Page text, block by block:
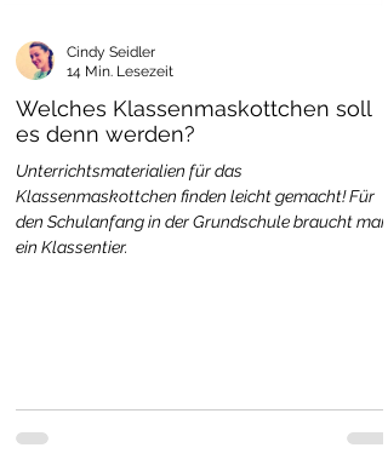
Welches Klassenmaskottchen soll
es denn werden?
Unterrichtsmaterialien für das
Klassenmaskottchen finden leicht gemacht! Für
den Schulanfang in der Grundschule braucht man
ein Klassentier.
Cindy Seidler
14 Min. Lesezeit